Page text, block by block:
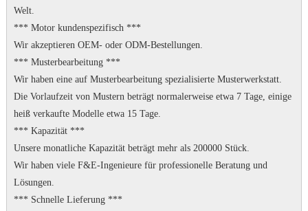
Welt.
*** Motor kundenspezifisch ***
Wir akzeptieren OEM- oder ODM-Bestellungen.
*** Musterbearbeitung ***
Wir haben eine auf Musterbearbeitung spezialisierte Musterwerkstatt.
Die Vorlaufzeit von Mustern beträgt normalerweise etwa 7 Tage, einige
heiß verkaufte Modelle etwa 15 Tage.
*** Kapazität ***
Unsere monatliche Kapazität beträgt mehr als 200000 Stück.
Wir haben viele F&E-Ingenieure für professionelle Beratung und
Lösungen.
*** Schnelle Lieferung ***